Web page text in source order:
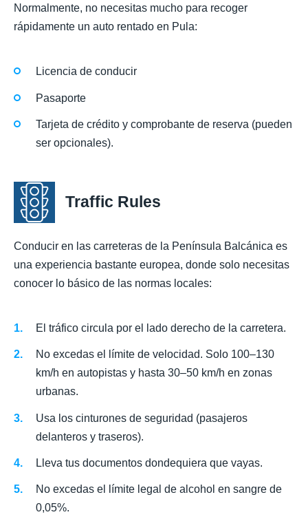
Normalmente, no necesitas mucho para recoger
rápidamente un auto rentado en Pula:
Licencia de conducir
Pasaporte
Tarjeta de crédito y comprobante de reserva (pueden
ser opcionales).
Traffic Rules
Conducir en las carreteras de la Península Balcánica es
una experiencia bastante europea, donde solo necesitas
conocer lo básico de las normas locales:
El tráfico circula por el lado derecho de la carretera.
No excedas el límite de velocidad. Solo 100–130
km/h en autopistas y hasta 30–50 km/h en zonas
urbanas.
Usa los cinturones de seguridad (pasajeros
delanteros y traseros).
Lleva tus documentos dondequiera que vayas.
No excedas el límite legal de alcohol en sangre de
0,05%.